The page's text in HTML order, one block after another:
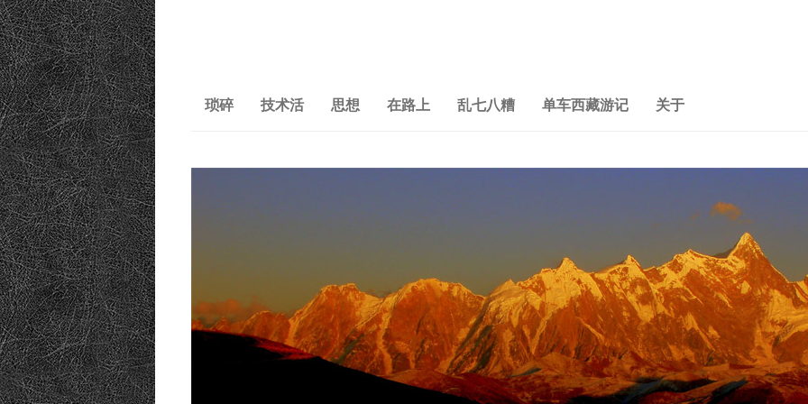
琐碎 技术活 思想 在路上 乱七八糟 单车西藏游记 关于